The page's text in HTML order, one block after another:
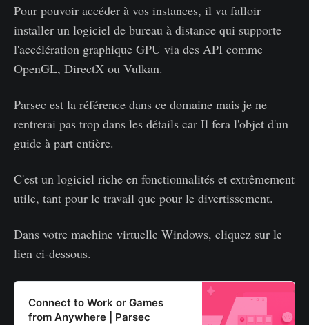
Pour pouvoir accéder à vos instances, il va falloir
installer un logiciel de bureau à distance qui supporte
l'accélération graphique GPU via des API comme
OpenGL, DirectX ou Vulkan.
Parsec est la référence dans ce domaine mais je ne
rentrerai pas trop dans les détails car Il fera l'objet d'un
guide à part entière.
C'est un logiciel riche en fonctionnalités et extrêmement
utile, tant pour le travail que pour le divertissement.
Dans votre machine virtuelle Windows, cliquez sur le
lien ci-dessous.
Connect to Work or Games
from Anywhere | Parsec